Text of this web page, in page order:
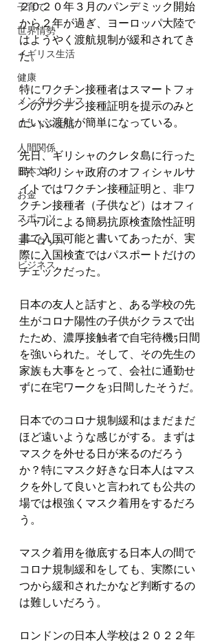
子育て
世界情勢
イギリス生活
健康
メンタルヘルス
ロンドン生活
人間関係
日本文化
お金
スポーツ
ヨーロッパ
ビジネス
２０２０年３月のパンデミック開始
から２年が過ぎ、ヨーロッパ大陸で
はようやく渡航規制が緩和されてき
た。
特にワクチン接種者はスマートフォ
ンのワクチン接種証明を提示のみと
だいぶ渡航が簡単になっている。
先日、ギリシャのクレタ島に行った
時、ギリシャ政府のオフィシャルサ
イトではワクチン接種証明と、非ワ
クチン接種者（子供など）はオフィ
シャルによる簡易抗原検査陰性証明
書で入国可能と書いてあったが、実
際に入国検査ではパスポートだけの
チェックだった。
日本の友人と話すと、ある学校の先
生がコロナ陽性の子供がクラスで出
たため、濃厚接触者で自宅待機5日間
を強いられた。そして、その先生の
家族も大事をとって、会社に通勤せ
ずに在宅ワークを3日間したそうだ。
日本でのコロナ規制緩和はまだまだ
ほど遠いような感じがする。まずは
マスクを外せる日が来るのだろう
か？特にマスク好きな日本人はマス
クを外して良いと言われても公共の
場では根強くマスク着用をするだろ
う。
マスク着用を徹底する日本人の間で
コロナ規制緩和をしても、実際にい
つから緩和されたかなど判断するの
は難しいだろう。
ロンドンの日本人学校は２０２２年